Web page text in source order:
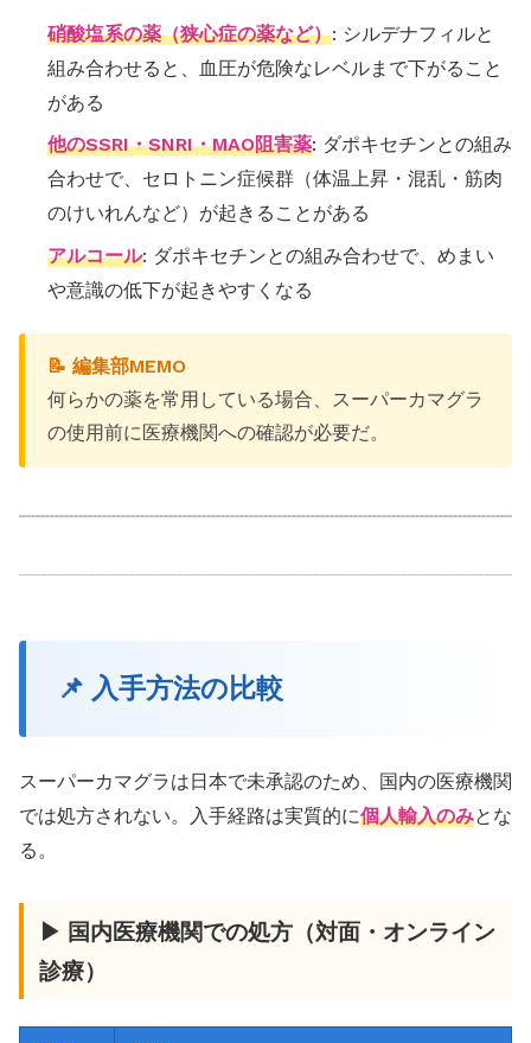
硝酸塩系の薬（狭心症の薬など）: シルデナフィルと
組み合わせると、血圧が危険なレベルまで下がること
がある
他のSSRI・SNRI・MAO阻害薬: ダポキセチンとの組み
合わせで、セロトニン症候群（体温上昇・混乱・筋肉
のけいれんなど）が起きることがある
アルコール: ダポキセチンとの組み合わせで、めまい
や意識の低下が起きやすくなる
📝 編集部MEMO
何らかの薬を常用している場合、スーパーカマグラ
の使用前に医療機関への確認が必要だ。
📌 入手方法の比較
スーパーカマグラは日本で未承認のため、国内の医療機関
では処方されない。入手経路は実質的に個人輸入のみとな
る。
▶ 国内医療機関での処方（対面・オンライン
診療）